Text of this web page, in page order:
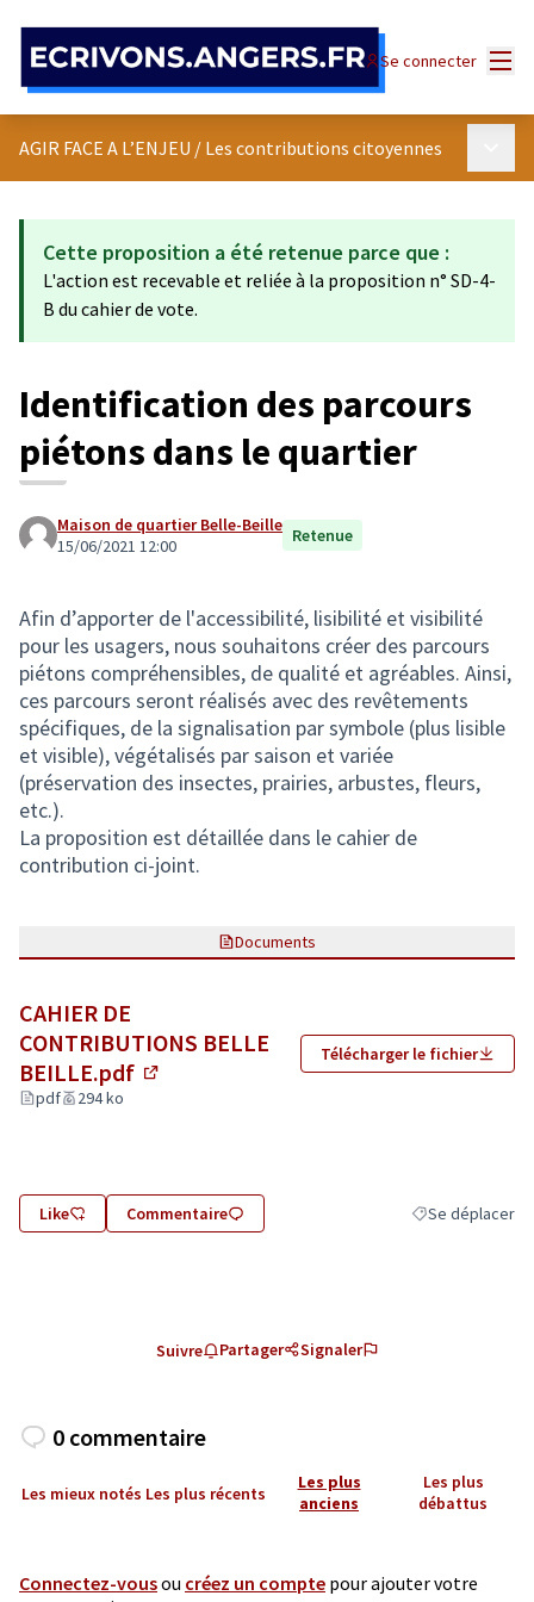
Se connecter
AGIR FACE A L’ENJEU / Les contributions citoyennes
Cette proposition a été retenue parce que :
L'action est recevable et reliée à la proposition n° SD-4-
B du cahier de vote.
Identification des parcours
piétons dans le quartier
Maison de quartier Belle-Beille
15/06/2021 12:00
Retenue
Afin d’apporter de l'accessibilité, lisibilité et visibilité
pour les usagers, nous souhaitons créer des parcours
piétons compréhensibles, de qualité et agréables. Ainsi,
ces parcours seront réalisés avec des revêtements
spécifiques, de la signalisation par symbole (plus lisible
et visible), végétalisés par saison et variée
(préservation des insectes, prairies, arbustes, fleurs,
etc.).
La proposition est détaillée dans le cahier de
contribution ci-joint.
Documents
CAHIER DE
CONTRIBUTIONS BELLE
BEILLE.pdf
pdf 294 ko
Télécharger le fichier
Like Commentaire Filtrer les
Se déplacer
Suivre Partager Signaler
0 commentaire
Les mieux notés Les plus récents
Les plus
anciens
Les plus
débattus
Connectez-vousou créez un compte pour ajouter votre